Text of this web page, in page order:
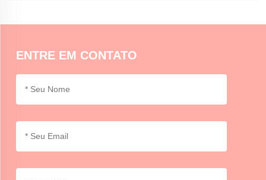
vedação segura, pode ser necessário adesivo ou fita adesiva
ENTRE EM CONTATO